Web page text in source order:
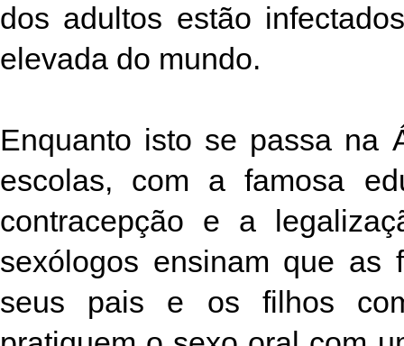
dos adultos estão
elevada do mundo.
Enquanto isto se passa na
escolas, com a famosa
contracepção e a
sexólogos ensinam que as
seus pais e os filhos